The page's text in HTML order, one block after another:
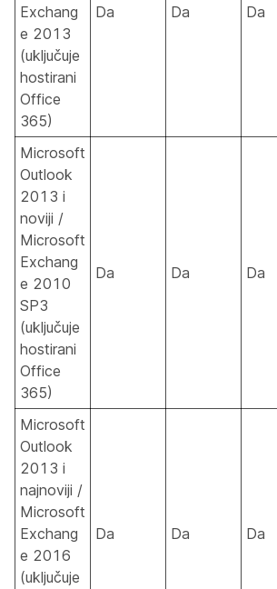
Exchang
e 2013
(uključuje
hostirani
Office
365)
Da Da Da
Microsoft
Outlook
2013 i
noviji /
Microsoft
Exchang
e 2010
SP3
(uključuje
hostirani
Office
365)
Da Da Da
Microsoft
Outlook
2013 i
najnoviji /
Microsoft
Exchang
e 2016
(uključuje
Da Da Da